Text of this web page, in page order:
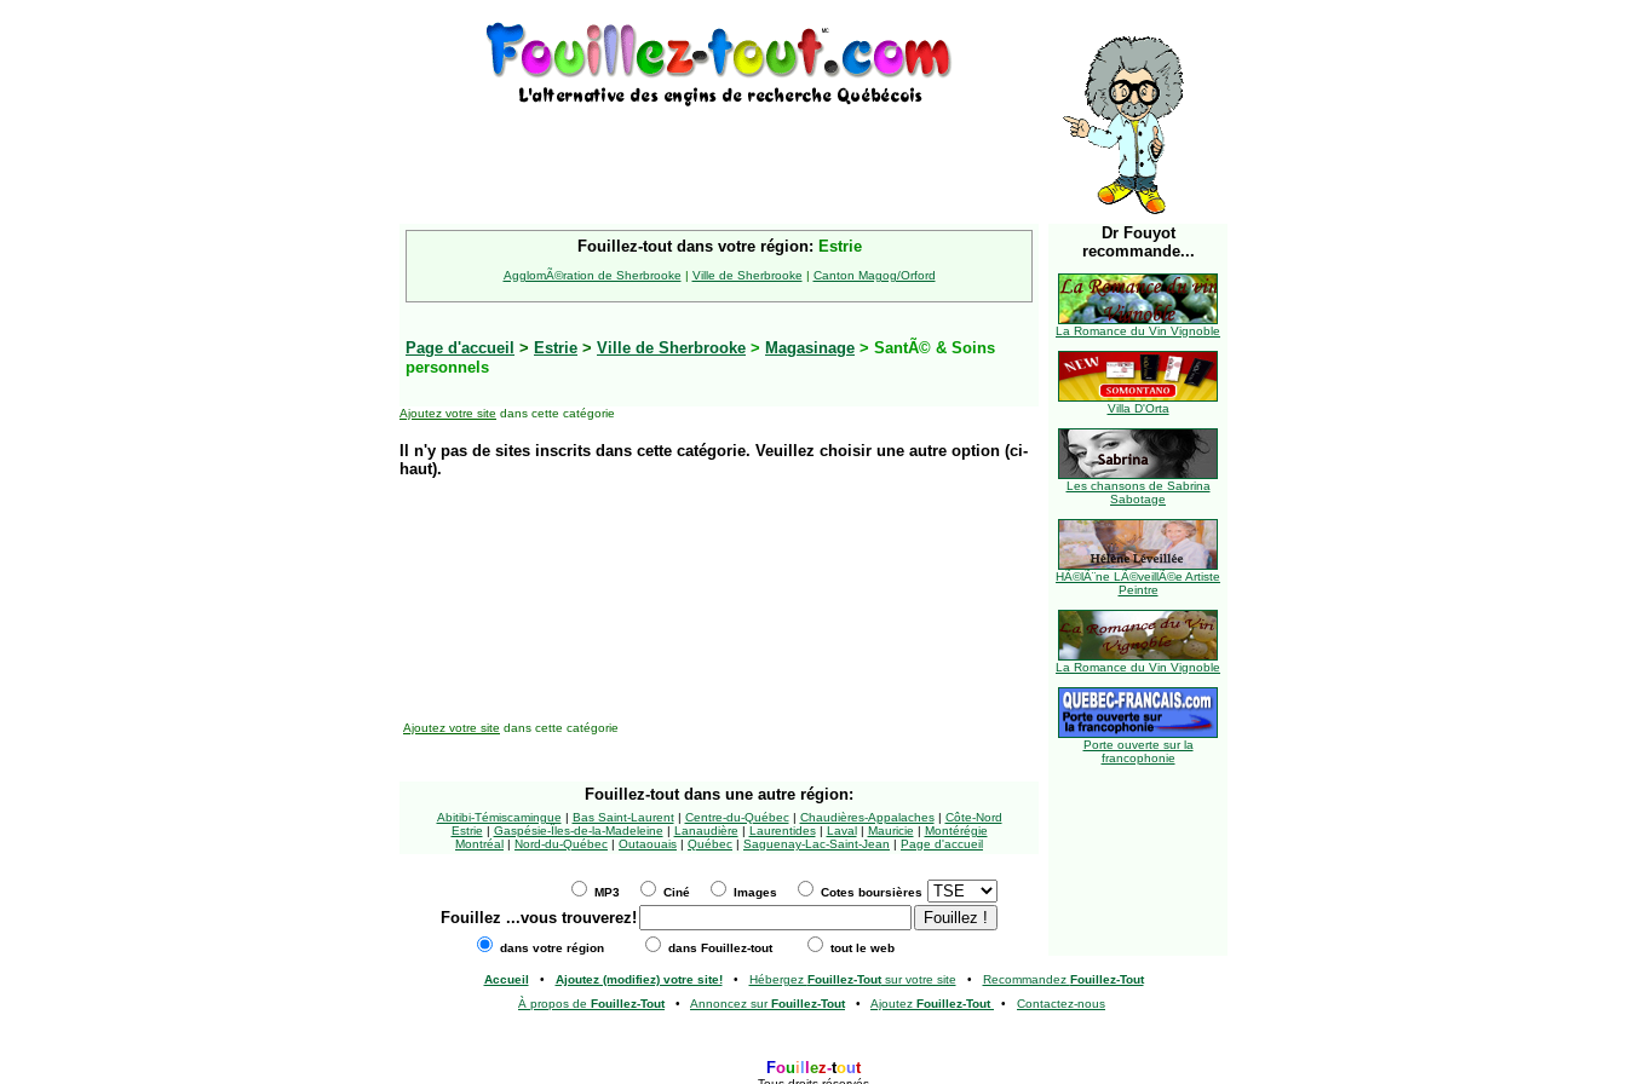
Fouillez-tout dans votre région: Estrie
AgglomÃ©ration de Sherbrooke | Ville de Sherbrooke | Canton Magog/Orford
Page d'accueil > Estrie > Ville de Sherbrooke > Magasinage > SantÃ© & Soins
personnels
Ajoutez votre site dans cette catégorie
Il n'y pas de sites inscrits dans cette catégorie. Veuillez choisir une autre option (ci-
haut).
Dr Fouyot
recommande...
La Romance du Vin Vignoble
Villa D'Orta
Les chansons de Sabrina
Sabotage
HÃ©lÃ¨ne LÃ©veillÃ©e Artiste
Peintre
La Romance du Vin Vignoble
Porte ouverte sur la
francophonie
Ajoutez votre site dans cette catégorie
Fouillez-tout dans une autre région:
Abitibi-Témiscamingue | Bas Saint-Laurent| Centre-du-Québec| Chaudières-Appalaches| Côte-Nord
Estrie | Gaspésie-Îles-de-la-Madeleine | Lanaudière | Laurentides| Laval| Mauricie | Montérégie
Montréal | Nord-du-Québec | Outaouais | Québec | Saguenay-Lac-Saint-Jean | Page d'accueil
MP3 Ciné Images Cotes boursières
Fouillez ...vous trouverez!
dans votre région dans Fouillez-tout tout le web
Accueil • Ajoutez (modifiez) votre site!• Hébergez Fouillez-Toutsur votre site • Recommandez Fouillez-Tout
À propos de Fouillez-Tout• Annoncez surFouillez-Tout• Ajoutez Fouillez-Tout • Contactez-nous
Foui ez-tout